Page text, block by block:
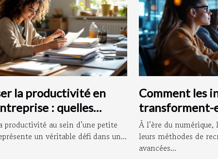
la productivité en
: quelles
adopter ?
productivité au sein d’une petite
un véritable défi dans un...
Comment les
transforment-
de
À l’ère du
leurs méthodes de
avancées...